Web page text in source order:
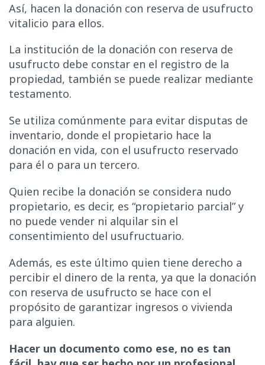
Así, hacen la donación con reserva de usufructo
vitalicio para ellos.
La institución de la donación con reserva de
usufructo debe constar en el registro de la
propiedad, también se puede realizar mediante
testamento.
Se utiliza comúnmente para evitar disputas de
inventario, donde el propietario hace la
donación en vida, con el usufructo reservado
para él o para un tercero.
Quien recibe la donación se considera nudo
propietario, es decir, es “propietario parcial” y
no puede vender ni alquilar sin el
consentimiento del usufructuario.
Además, es este último quien tiene derecho a
percibir el dinero de la renta, ya que la donación
con reserva de usufructo se hace con el
propósito de garantizar ingresos o vivienda
para alguien.
Hacer un documento como ese, no es tan